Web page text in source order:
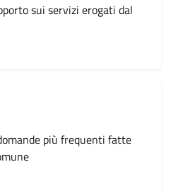
sui servizi erogati dal
più frequenti fatte